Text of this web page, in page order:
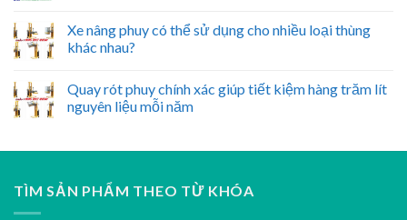
Xe nâng phuy có thể sử dụng cho nhiều loại thùng
khác nhau?
Quay rót phuy chính xác giúp tiết kiệm hàng trăm lít
nguyên liệu mỗi năm
TÌM SẢN PHẨM THEO TỪ KHÓA